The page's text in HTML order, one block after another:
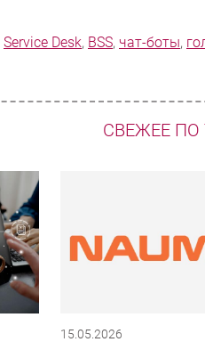
Service Desk, BSS, чат-боты,
СВЕЖЕЕ ПО
15.05.2026